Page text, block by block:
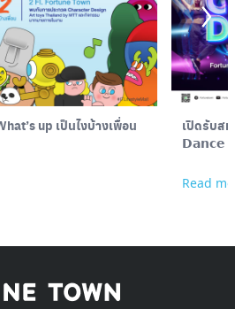
up เป็นไงบ้างเพื่อน
เปิดรับส
𝗗𝗮𝗻𝗰𝗲
Read